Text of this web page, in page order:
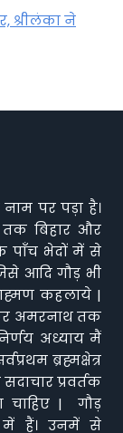
श्रीलंका ने
नाम पर पड़ा है।
बिहार और
के पाँच भेदों में से
आदि गौड़ भी
कहलाये |
अमरनाथ तक
अध्याय मैं
ब्रह्मक्षेत्र
प्रवर्तक
चाहिए | गौड़
में हैं। उनमें से